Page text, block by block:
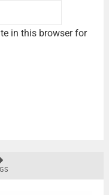
in this browser for